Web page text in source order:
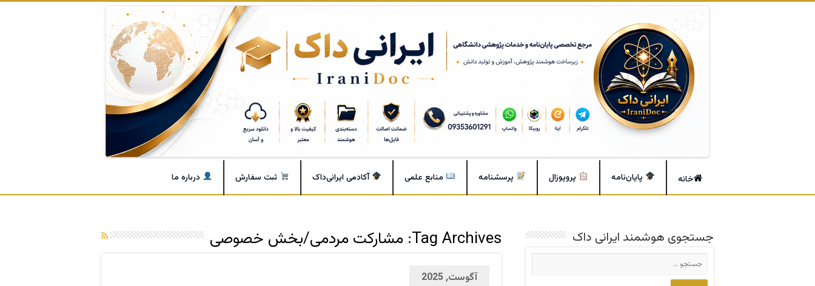
خانه پایان‌نامه پروپوزال پرسشنامه منابع علمی آکادمی ایرانی‌داک ثبت سفارش درباره ما
Tag Archives: مشارکت مردمی/بخش خصوصی
آگوست, 2025
جستجوی هوشمند ایرانی داک